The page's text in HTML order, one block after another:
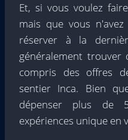
Et, si vous voulez
mais que vous
réserver à la
généralement trouver
compris des offres
sentier Inca. Bien
dépenser plus de
expériences unique en